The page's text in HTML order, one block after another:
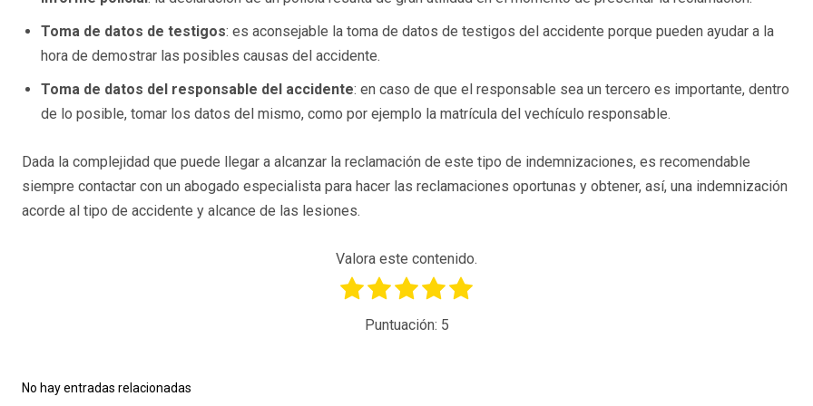
Toma de datos de testigos: es aconsejable la toma de datos de testigos del accidente porque pueden ayudar a la
hora de demostrar las posibles causas del accidente.
Toma de datos del responsable del accidente: en caso de que el responsable sea un tercero es importante, dentro
de lo posible, tomar los datos del mismo, como por ejemplo la matrícula del vechículo responsable.
Dada la complejidad que puede llegar a alcanzar la reclamación de este tipo de indemnizaciones, es recomendable
siempre contactar con un abogado especialista para hacer las reclamaciones oportunas y obtener, así, una indemnización
acorde al tipo de accidente y alcance de las lesiones.
Valora este contenido.
Puntuación: 5
No hay entradas relacionadas